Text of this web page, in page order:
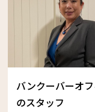
バンクーバーオ
のスタッフ